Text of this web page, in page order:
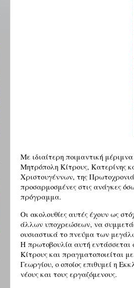
Με ιδιαίτερη ποιμαντική
Μητρόπολη Κίτρους, Κατερίνης
Χριστουγέννων, της
προσαρμοσμένες στις ανάγκες
πρόγραμμα.
Οι ακολουθίες αυτές έχουν ως
άλλων υποχρεώσεων, να
ουσιαστικά το πνεύμα των
Η πρωτοβουλία αυτή εντάσσεται
Κίτρους και πραγματοποιείται
Γεωργίου, ο οποίος επιθυμεί η
νέους και τους εργαζόμενους.